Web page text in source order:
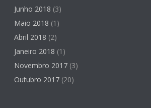
Junho 2018 (3)
Maio 2018 (1)
Abril 2018 (2)
Janeiro 2018 (1)
Novembro 2017 (3)
Outubro 2017 (20)